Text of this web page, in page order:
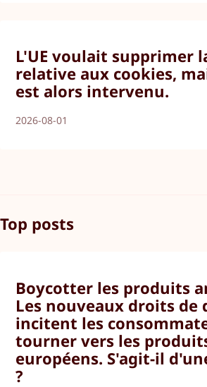
L'UE voulait supprimer
relative aux cookies,
est alors intervenu.
2026-08-01
Top posts
Boycotter les produits
Les nouveaux droits de
incitent les
tourner vers les
européens. S'agit-il
?